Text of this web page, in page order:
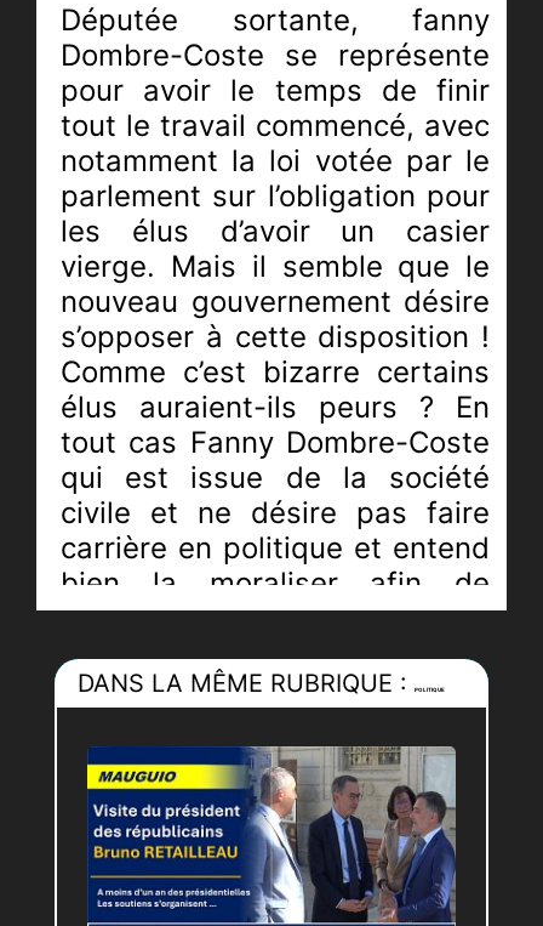
Députée sortante, fanny
Dombre-Coste se représente
pour avoir le temps de finir
tout le travail commencé, avec
notamment la loi votée par le
parlement sur l’obligation pour
les élus d’avoir un casier
vierge. Mais il semble que le
nouveau gouvernement désire
s’opposer à cette disposition !
Comme c’est bizarre certains
élus auraient-ils peurs ? En
tout cas Fanny Dombre-Coste
qui est issue de la société
civile et ne désire pas faire
carrière en politique et entend
bien la moraliser afin de
rendre les citoyens confiants
et fiers des élus qui les
défendent.
Les casseroles ça suffit !!! Les
repris de justice qui
confondent l’argent public
avec leurs intérêts personnels
aussi.
DANS LA MÊME RUBRIQUE :POLITIQUE